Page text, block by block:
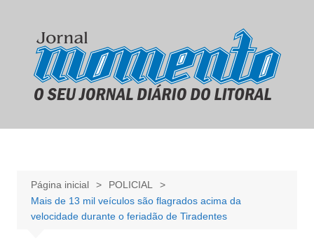
conteúdo
Página inicial
POLICIAL
Mais de 13 mil veículos são flagrados acima da
velocidade durante o feriadão de Tiradentes